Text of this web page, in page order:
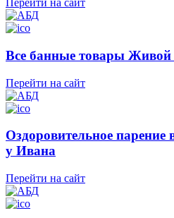
Перейти на сайт
Все банные товары
Перейти на сайт
Оздоровительное
у Ивана
Перейти на сайт